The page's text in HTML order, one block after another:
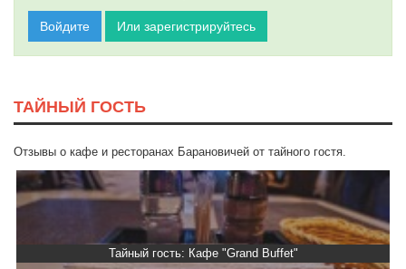
Войдите Или зарегистрируйтесь
ТАЙНЫЙ ГОСТЬ
Отзывы о кафе и ресторанах Барановичей от тайного гостя.
Тайный гость: Кафе "Grand Buffet"